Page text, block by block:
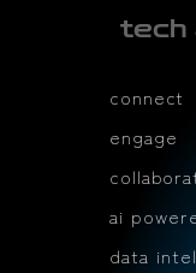
tech
connect
engage
ai
data